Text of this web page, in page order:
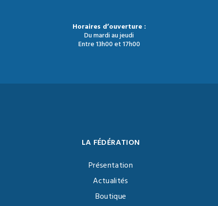
Horaires d’ouverture :
Du mardi au jeudi
Entre 13h00 et 17h00
LA FÉDÉRATION
Présentation
Actualités
Boutique